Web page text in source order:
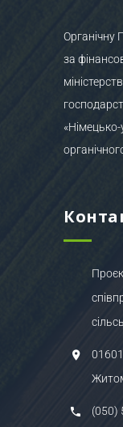
Органічну
за
«Німецько-
(050)